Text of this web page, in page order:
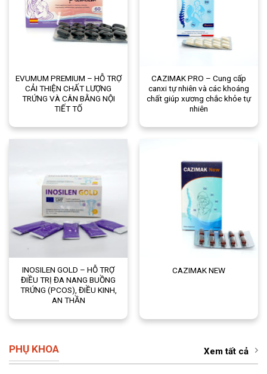
EVUMUM PREMIUM – HỖ TRỢ
CẢI THIỆN CHẤT LƯỢNG
TRỨNG VÀ CÂN BẰNG NỘI
TIẾT TỐ
CAZIMAK PRO – Cung cấp
canxi tự nhiên và các khoáng
chất giúp xương chắc khỏe tự
nhiên
INOSILEN GOLD – HỖ TRỢ
ĐIỀU TRỊ ĐA NANG BUỒNG
TRỨNG (PCOS), ĐIỀU KINH,
AN THẦN
CAZIMAK NEW
PHỤ KHOA Xem tất cả